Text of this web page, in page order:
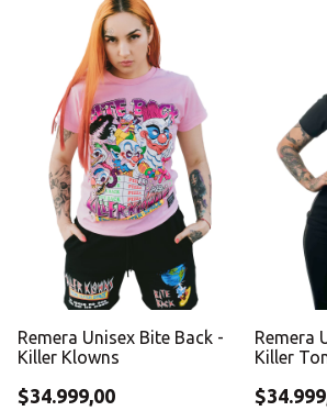
Remera Unisex Bite Back -
Killer Klowns
$34.999,00
Remera
Killer